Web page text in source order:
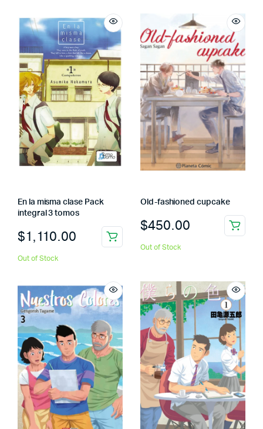
En la misma clase Pack
integral 3 tomos
$1,110.00
Out of Stock
Old-fashioned cupcake
$450.00
Out of Stock